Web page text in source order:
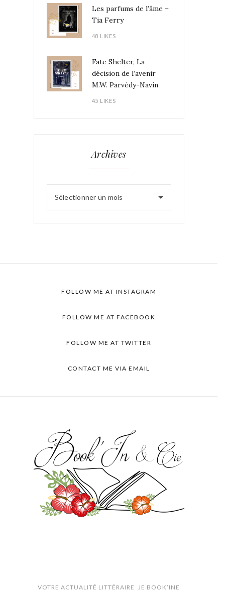
Les parfums de l’âme –
Tia Ferry
48 LIKES
Fate Shelter, La
décision de l’avenir
M.W. Parvédy-Navin
45 LIKES
Archives
Sélectionner un mois
FOLLOW ME AT INSTAGRAM
FOLLOW ME AT FACEBOOK
FOLLOW ME AT TWITTER
CONTACT ME VIA EMAIL
VOTRE ACTUALITÉ LITTÉRAIRE JE BOOK’INE